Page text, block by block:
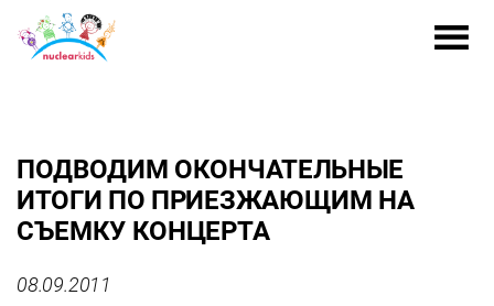
ПОДВОДИМ ОКОНЧАТЕЛЬНЫЕ
ИТОГИ ПО ПРИЕЗЖАЮЩИМ НА
СЪЕМКУ КОНЦЕРТА
08.09.2011